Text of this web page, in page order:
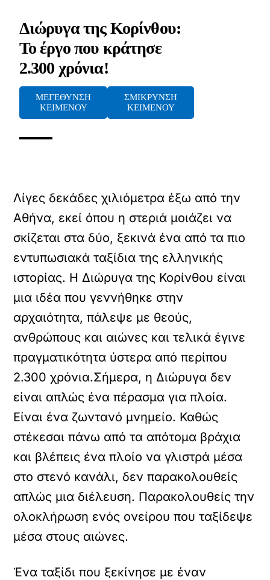
Διώρυγα της Κορίνθου:
Το έργο που κράτησε
2.300 χρόνια!
ΜΕΓΕΘΥΝΣΗ
ΚΕΙΜΕΝΟΥ
ΣΜΙΚΡΥΝΣΗ
ΚΕΙΜΕΝΟΥ
Λίγες δεκάδες χιλιόμετρα έξω από την
Αθήνα, εκεί όπου η στεριά μοιάζει να
σκίζεται στα δύο, ξεκινά ένα από τα πιο
εντυπωσιακά ταξίδια της ελληνικής
ιστορίας. Η Διώρυγα της Κορίνθου είναι
μια ιδέα που γεννήθηκε στην
αρχαιότητα, πάλεψε με θεούς,
ανθρώπους και αιώνες και τελικά έγινε
πραγματικότητα ύστερα από περίπου
2.300 χρόνια.Σήμερα, η Διώρυγα δεν
είναι απλώς ένα πέρασμα για πλοία.
Είναι ένα ζωντανό μνημείο. Καθώς
στέκεσαι πάνω από τα απότομα βράχια
και βλέπεις ένα πλοίο να γλιστρά μέσα
στο στενό κανάλι, δεν παρακολουθείς
απλώς μια διέλευση. Παρακολουθείς την
ολοκλήρωση ενός ονείρου που ταξίδεψε
μέσα στους αιώνες.
Ένα ταξίδι που ξεκίνησε με έναν